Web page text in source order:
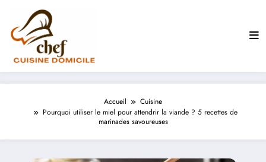
contenu
Accueil
Cuisine
Pourquoi utiliser le miel pour attendrir la viande ? 5 recettes de
marinades savoureuses